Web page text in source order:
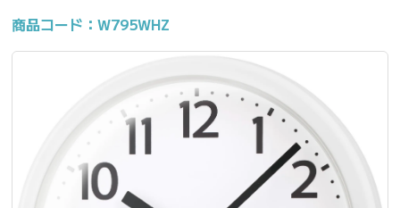
商品コード：W795WHZ